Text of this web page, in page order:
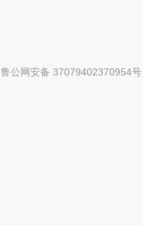
鲁公网安备 37079402370954号